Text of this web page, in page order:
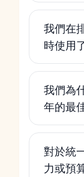
我們在
時使用
我們為
年的最
對於統
力或預